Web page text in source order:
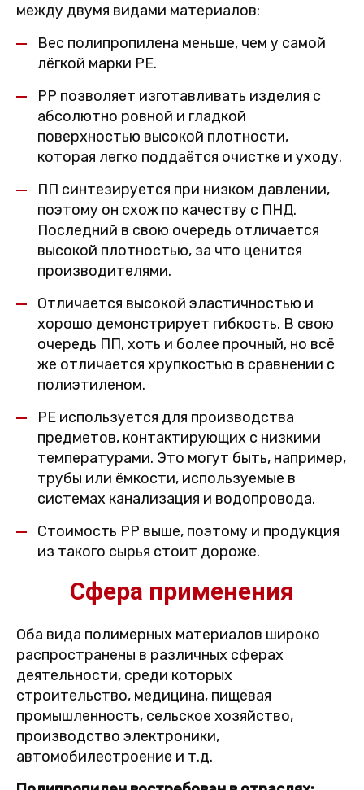
между двумя видами материалов:
Вес полипропилена меньше, чем у самой
лёгкой марки PE.
PP позволяет изготавливать изделия с
абсолютно ровной и гладкой
поверхностью высокой плотности,
которая легко поддаётся очистке и уходу.
ПП синтезируется при низком давлении,
поэтому он схож по качеству с ПНД.
Последний в свою очередь отличается
высокой плотностью, за что ценится
производителями.
Отличается высокой эластичностью и
хорошо демонстрирует гибкость. В свою
очередь ПП, хоть и более прочный, но всё
же отличается хрупкостью в сравнении с
полиэтиленом.
PE используется для производства
предметов, контактирующих с низкими
температурами. Это могут быть, например,
трубы или ёмкости, используемые в
системах канализация и водопровода.
Стоимость PP выше, поэтому и продукция
из такого сырья стоит дороже.
Сфера применения
Оба вида полимерных материалов широко
распространены в различных сферах
деятельности, среди которых
строительство, медицина, пищевая
промышленность, сельское хозяйство,
производство электроники,
автомобилестроение и т.д.